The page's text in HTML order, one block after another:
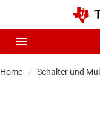
Home Schalter und